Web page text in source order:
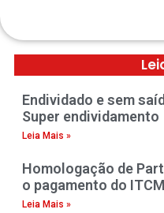
Endividado e sem
Super endividamento
Leia Mais »
Homologação de
o pagamento do
Leia Mais »